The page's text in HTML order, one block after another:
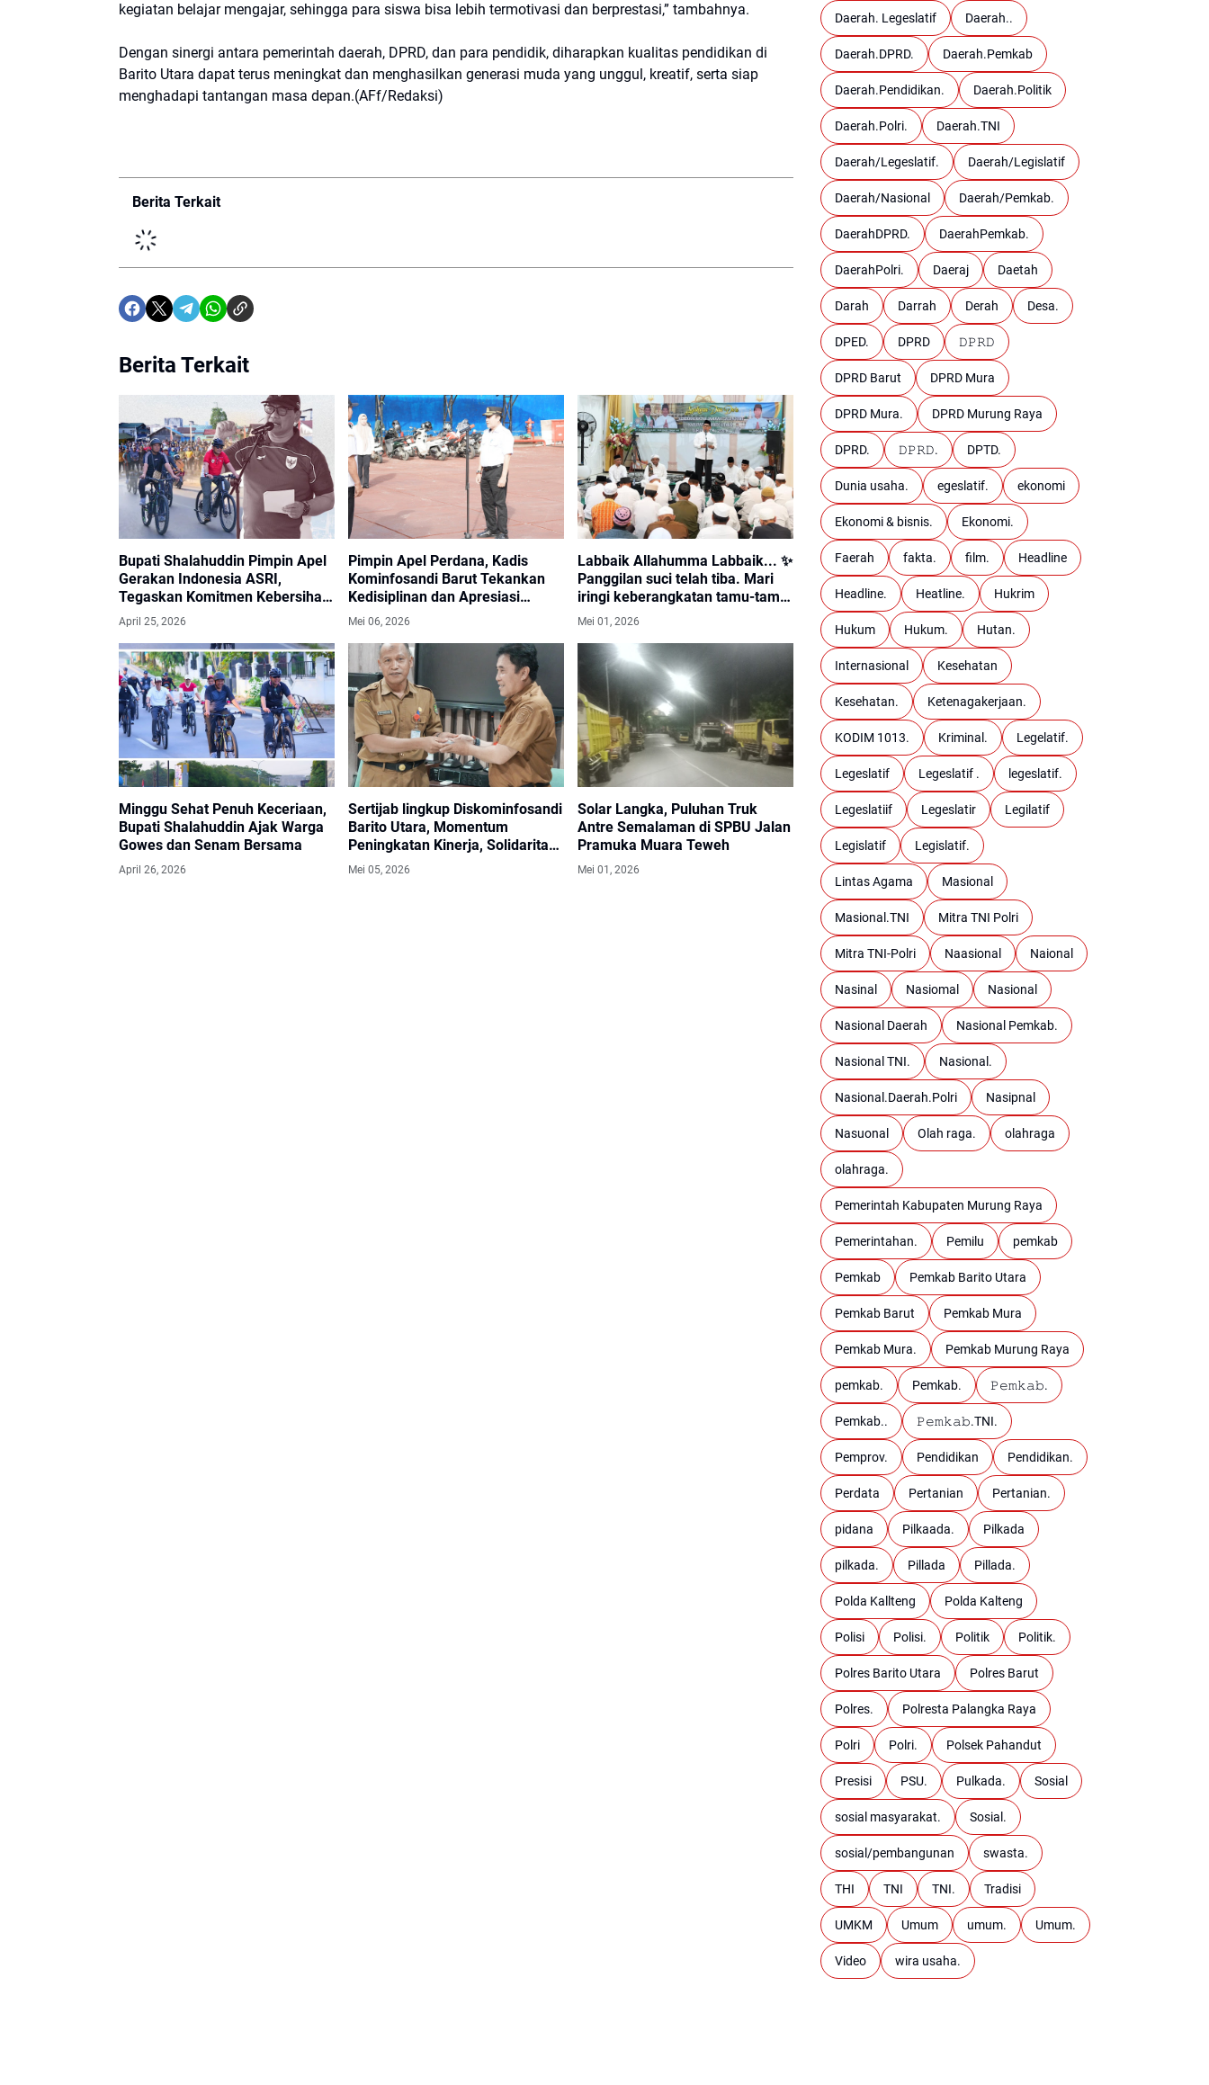
kegiatan belajar mengajar, sehingga para siswa bisa lebih termotivasi dan berprestasi,” tambahnya.
Dengan sinergi antara pemerintah daerah, DPRD, dan para pendidik, diharapkan kualitas pendidikan di
Barito Utara dapat terus meningkat dan menghasilkan generasi muda yang unggul, kreatif, serta siap
menghadapi tantangan masa depan.(AFf/Redaksi)
Berita Terkait
Berita Terkait
Bupati Shalahuddin Pimpin Apel
Gerakan Indonesia ASRI,
Tegaskan Komitmen Kebersihan
Lingkungan
April 25, 2026
Pimpin Apel Perdana, Kadis
Kominfosandi Barut Tekankan
Kedisiplinan dan Apresiasi
Prestasi Daerah
Mei 06, 2026
Labbaik Allahumma Labbaik... ✨
Panggilan suci telah tiba. Mari
iringi keberangkatan tamu-tamu
Allah dari Barito Utara
Mei 01, 2026
Minggu Sehat Penuh Keceriaan,
Bupati Shalahuddin Ajak Warga
Gowes dan Senam Bersama
April 26, 2026
Sertijab lingkup Diskominfosandi
Barito Utara, Momentum
Peningkatan Kinerja, Solidaritas,
Dan Kontribusi Nyata
Membangun Daerah Melalui
Mei 05, 2026
Solar Langka, Puluhan Truk
Antre Semalaman di SPBU Jalan
Pramuka Muara Teweh
Mei 01, 2026
Daerah. Legeslatif Daerah..
Daerah.DPRD. Daerah.Pemkab
Daerah.Pendidikan. Daerah.Politik
Daerah.Polri. Daerah.TNI
Daerah/Legeslatif. Daerah/Legislatif
Daerah/Nasional Daerah/Pemkab.
DaerahDPRD. DaerahPemkab.
DaerahPolri. Daeraj Daetah
Darah Darrah Derah Desa.
DPED. DPRD 𝙳𝙿𝚁𝙳
DPRD Barut DPRD Mura
DPRD Mura. DPRD Murung Raya
DPRD. 𝙳𝙿𝚁𝙳. DPTD.
Dunia usaha. egeslatif. ekonomi
Ekonomi & bisnis. Ekonomi.
Faerah fakta. film. Headline
Headline. Heatline. Hukrim
Hukum Hukum. Hutan.
Internasional Kesehatan
Kesehatan. Ketenagakerjaan.
KODIM 1013. Kriminal. Legelatif.
Legeslatif Legeslatif . legeslatif.
Legeslatiif Legeslatir Legilatif
Legislatif Legislatif.
Lintas Agama Masional
Masional.TNI Mitra TNI Polri
Mitra TNI-Polri Naasional Naional
Nasinal Nasiomal Nasional
Nasional Daerah Nasional Pemkab.
Nasional TNI. Nasional.
Nasional.Daerah.Polri Nasipnal
Nasuonal Olah raga. olahraga
olahraga.
Pemerintah Kabupaten Murung Raya
Pemerintahan. Pemilu pemkab
Pemkab Pemkab Barito Utara
Pemkab Barut Pemkab Mura
Pemkab Mura. Pemkab Murung Raya
pemkab. Pemkab. 𝙿𝚎𝚖𝚔𝚊𝚋.
Pemkab.. 𝙿𝚎𝚖𝚔𝚊𝚋.TNI.
Pemprov. Pendidikan Pendidikan.
Perdata Pertanian Pertanian.
pidana Pilkaada. Pilkada
pilkada. Pillada Pillada.
Polda Kallteng Polda Kalteng
Polisi Polisi. Politik Politik.
Polres Barito Utara Polres Barut
Polres. Polresta Palangka Raya
Polri Polri. Polsek Pahandut
Presisi PSU. Pulkada. Sosial
sosial masyarakat. Sosial.
sosial/pembangunan swasta.
THI TNI TNI. Tradisi
UMKM Umum umum. Umum.
Video wira usaha.